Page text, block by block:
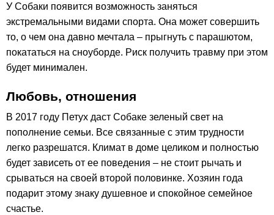
У Собаки появится возможность заняться
экстремальными видами спорта. Она может совершить
то, о чем она давно мечтала – прыгнуть с парашютом,
покататься на сноуборде. Риск получить травму при этом
будет минимален.
Любовь, отношения
В 2017 году Петух даст Собаке зеленый свет на
пополнение семьи. Все связанные с этим трудности
легко разрешатся. Климат в доме целиком и полностью
будет зависеть от ее поведения – не стоит рычать и
срываться на своей второй половинке. Хозяин года
подарит этому знаку душевное и спокойное семейное
счастье.